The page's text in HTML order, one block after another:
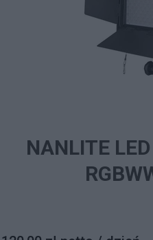
NANLITE